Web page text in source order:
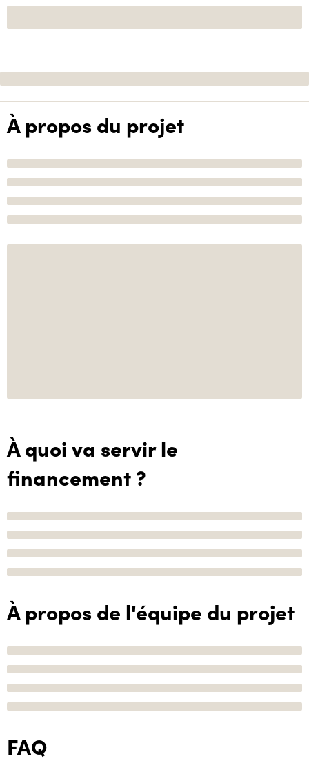
À propos du projet
À quoi va servir le
financement ?
À propos de l'équipe du projet
FAQ